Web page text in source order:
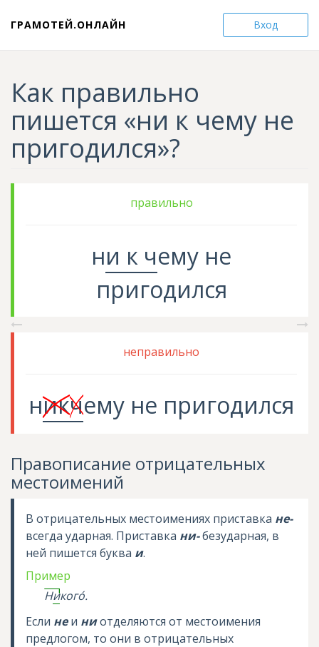
Вход
ГРАМОТЕЙ.ОНЛАЙН
Как правильно
пишется «ни к чему не
пригодился»?
правильно
ни к чему не
пригодился
неправильно
никчему не пригодился
Правописание отрицательных
местоимений
В отрицательных местоимениях приставка не-
всегда ударная. Приставка ни-безударная, в
ней пишется буква и.
Пример
Никого.
Если неи ниотделяются от местоимения
предлогом, то они в отрицательных